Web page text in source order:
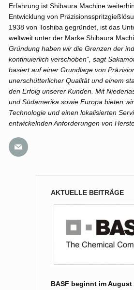
Erfahrung ist Shibaura Machine
Entwicklung von
1938 von Toshiba gegründet, ist das
weltweit unter der Marke Shibaura
Gründung haben wir die Grenzen der
kontinuierlich verschoben“, sagt
basiert auf einer Grundlage von
unerschütterlicher Qualität und einem
den Erfolg unserer Kunden. Mit
und Südamerika sowie Europa bieten
Technologie und einen lokalisierten
entwickelnden Anforderungen von
AKTUELLE BEITRÄGE
BASF beginnt im August